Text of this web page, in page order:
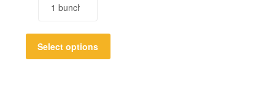
Select options